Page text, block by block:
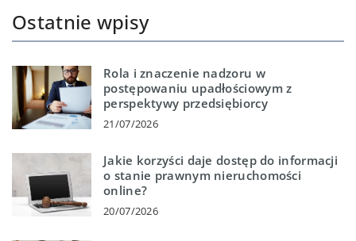
Ostatnie wpisy
Rola i znaczenie nadzoru w
postępowaniu upadłościowym z
perspektywy przedsiębiorcy
21/07/2026
Jakie korzyści daje dostęp do informacji
o stanie prawnym nieruchomości
online?
20/07/2026